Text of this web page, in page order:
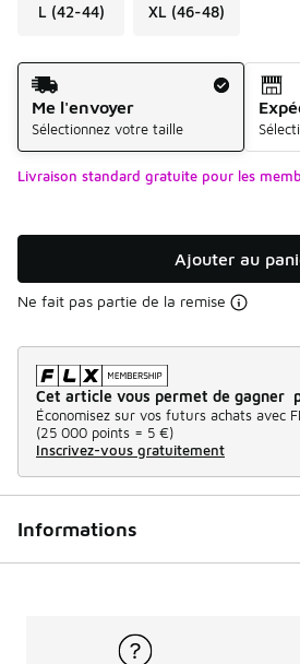
L (42-44) XL (46-48)
Mode d'expédition
Me l'envoyer
Sélectionnez votre taille
Livraison standard gratuite pour les
Ajouter au
Ne fait pas partie de la remise
Cet article vous permet de gagner
Économisez sur vos futurs achats avec
(25 000 points = 5 €)
Inscrivez-vous gratuitement
Informations